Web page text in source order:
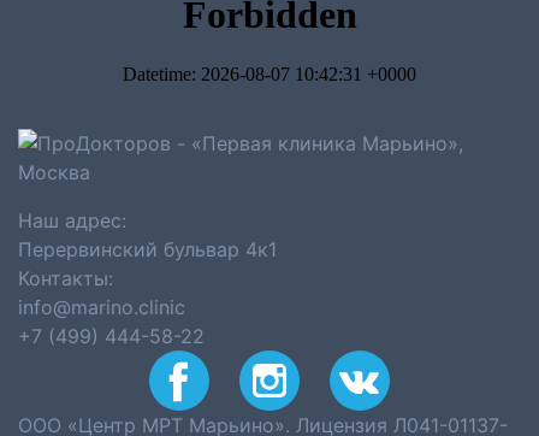
Наш адрес:
Перервинский бульвар 4к1
Контакты:
info@marino.clinic
+7 (499) 444-58-22
ООО «Центр МРТ Марьино». Лицензия Л041-01137-